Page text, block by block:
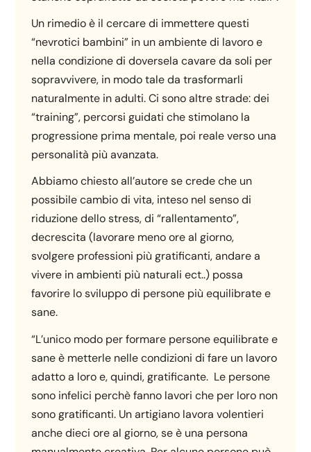
Un rimedio è il cercare di immettere questi
“nevrotici bambini” in un ambiente di lavoro e
nella condizione di doversela cavare da soli per
sopravvivere, in modo tale da trasformarli
naturalmente in adulti. Ci sono altre strade: dei
“training”, percorsi guidati che stimolano la
progressione prima mentale, poi reale verso una
personalità più avanzata.
Abbiamo chiesto all’autore se crede che un
possibile cambio di vita, inteso nel senso di
riduzione dello stress, di “rallentamento”,
decrescita (lavorare meno ore al giorno,
svolgere professioni più gratificanti, andare a
vivere in ambienti più naturali ect..) possa
favorire lo sviluppo di persone più equilibrate e
sane.
“L’unico modo per formare persone equilibrate e
sane è metterle nelle condizioni di fare un lavoro
adatto a loro e, quindi, gratificante. Le persone
sono infelici perchè fanno lavori che per loro non
sono gratificanti. Un artigiano lavora volentieri
anche dieci ore al giorno, se è una persona